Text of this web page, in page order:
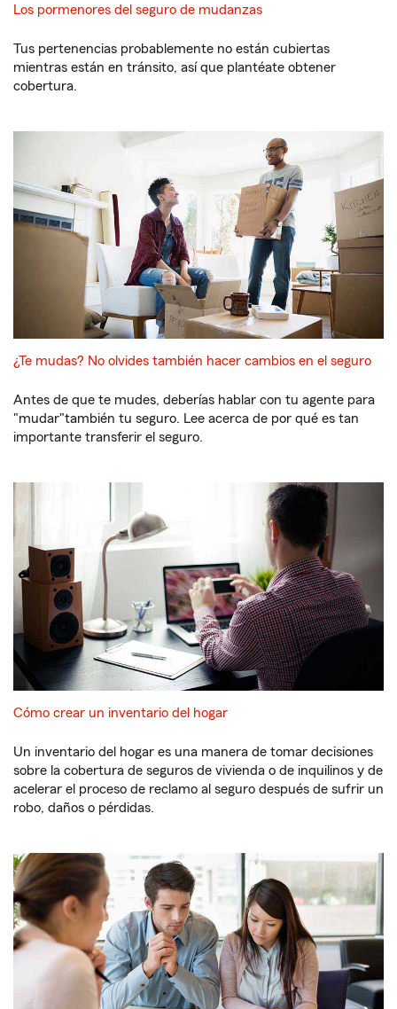
Los pormenores del seguro de mudanzas
Tus pertenencias probablemente no están cubiertas
mientras están en tránsito, así que plantéate obtener
cobertura.
¿Te mudas? No olvides también hacer cambios en el seguro
Antes de que te mudes, deberías hablar con tu agente para
"mudar"también tu seguro. Lee acerca de por qué es tan
importante transferir el seguro.
Cómo crear un inventario del hogar
Un inventario del hogar es una manera de tomar decisiones
sobre la cobertura de seguros de vivienda o de inquilinos y de
acelerar el proceso de reclamo al seguro después de sufrir un
robo, daños o pérdidas.